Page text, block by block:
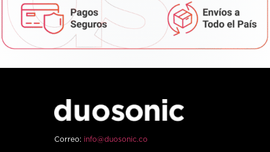
Correo: info@duosonic.co